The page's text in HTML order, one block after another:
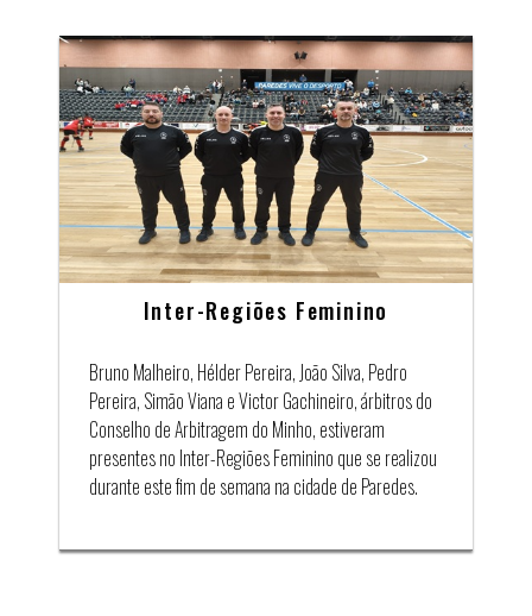
Inter-Regiões Feminino
Bruno Malheiro, Hélder Pereira, João Silva, Pedro
Pereira, Simão Viana e Victor Gachineiro, árbitros do
Conselho de Arbitragem do Minho, estiveram
presentes no Inter-Regiões Feminino que se realizou
durante este fim de semana na cidade de Paredes.